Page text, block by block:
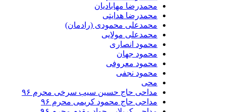
محمدرضا مهابادیان
محمدرضا هدایتی
محمدعلی محمودی (رادمان)
محمدعلی مولایی
محمود انصاری
محمود جهان
محمود معروفی
محمود نجفی
محی
مداحی حاج حسین سیب سرخی محرم ۹۶
مداحی حاج محمود کریمی محرم ۹۶